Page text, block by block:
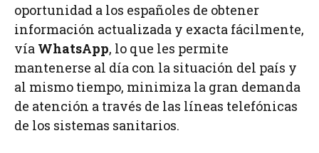
oportunidad a los españoles de obtener
información actualizada y exacta fácilmente,
vía WhatsApp, lo que les permite
mantenerse al día con la situación del país y
al mismo tiempo, minimiza la gran demanda
de atención a través de las líneas telefónicas
de los sistemas sanitarios.